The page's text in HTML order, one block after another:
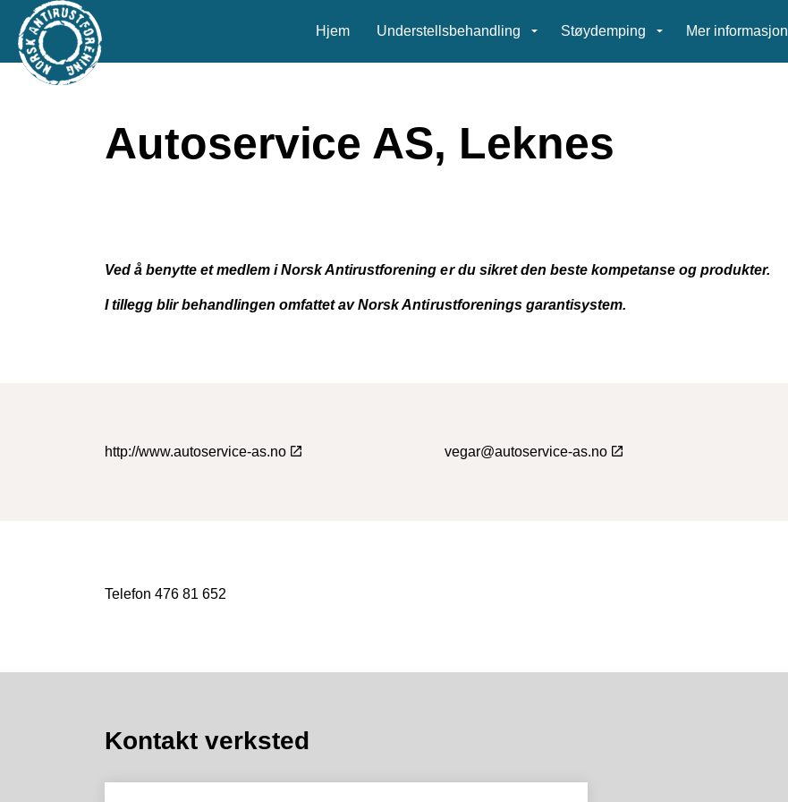
Hjem Understellsbehandling Støydemping Mer informasjon
Autoservice AS, Leknes
Ved å benytte et medlem i Norsk Antirustforening er du sikret den beste kompetanse og produkter.
I tillegg blir behandlingen omfattet av Norsk Antirustforenings garantisystem.
http://www.autoservice-as.no vegar@autoservice-as.no
Telefon 476 81 652
Kontakt verksted